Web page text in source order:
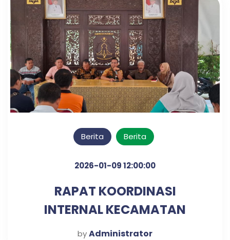
Berita Berita
2026-01-09 12:00:00
RAPAT KOORDINASI
INTERNAL KECAMATAN
KRATON UNTUK PENGUATAN
byAdministrator